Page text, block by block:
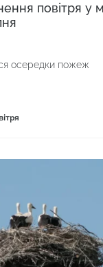
повітря у
осередки пожеж